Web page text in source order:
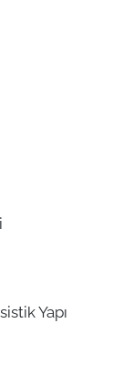
Yapı